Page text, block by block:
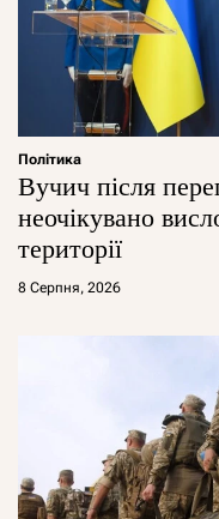
Політика
Вучич після
неочікувано
території
8 Серпня, 2026